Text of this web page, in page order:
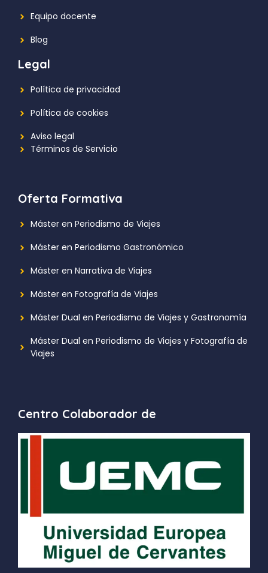
Equipo docente
Blog
Legal
Política de privacidad
Política de cookies
Aviso legal
Términos de Servicio
Oferta Formativa
Máster en Periodismo de Viajes
Máster en Periodismo Gastronómico
Máster en Narrativa de Viajes
Máster en Fotografía de Viajes
Máster Dual en Periodismo de Viajes y Gastronomía
Máster Dual en Periodismo de Viajes y Fotografía de
Viajes
Centro Colaborador de